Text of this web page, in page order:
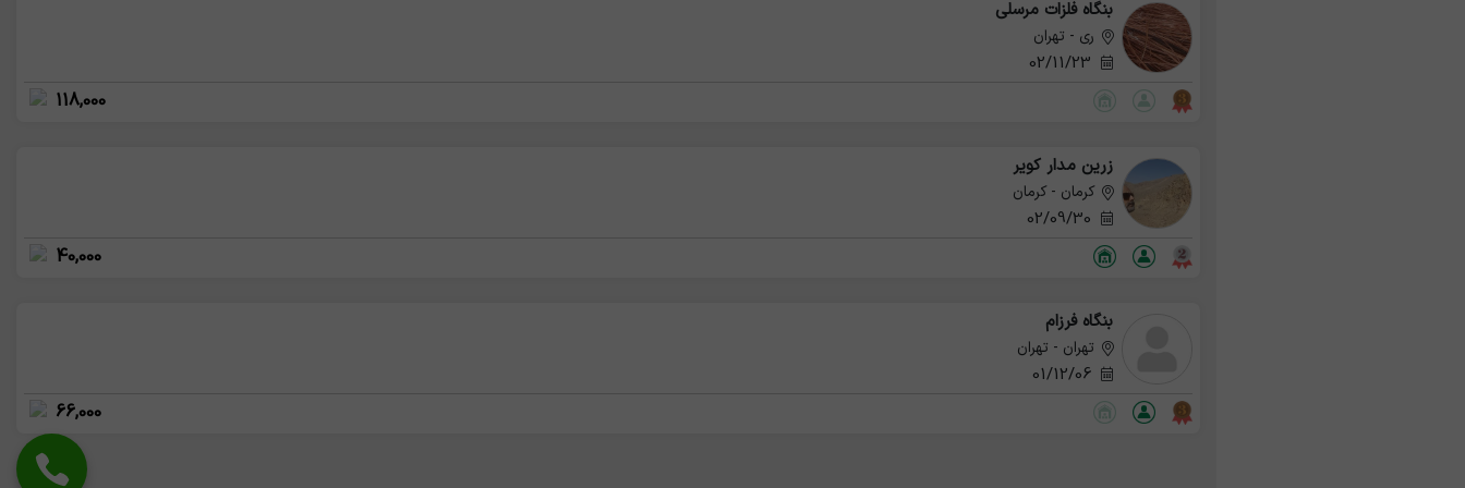
بنگاه فلزات مرسلی
ری - تهران
118,000
زرین مدار کویر
کرمان - کرمان
40,000
بنگاه فرزام
تهران - تهران
66,000